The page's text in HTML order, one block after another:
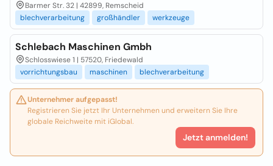
Barmer Str. 32 | 42899, Remscheid
blechverarbeitung
großhändler werkzeuge
Schlebach Maschinen Gmbh
Schlosswiese 1 | 57520, Friedewald
vorrichtungsbau
maschinen blechverarbeitung
Unternehmer aufgepasst!
Registrieren Sie jetzt Ihr Unternehmen und erweitern Sie Ihre
globale Reichweite mit iGlobal.
Jetzt anmelden!